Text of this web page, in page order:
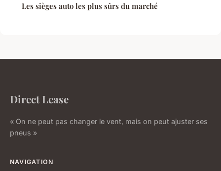
Les sièges auto les plus sûrs du marché
Direct Lease
« On ne peut pas changer le vent, mais on peut ajuster ses
pneus »
NAVIGATION